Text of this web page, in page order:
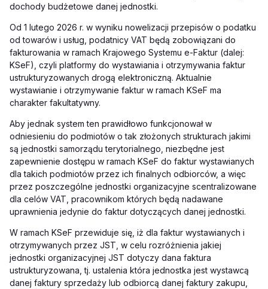
dochody budżetowe danej jednostki.
Od 1 lutego 2026 r. w wyniku nowelizacji przepisów o podatku
od towarów i usług, podatnicy VAT będą zobowiązani do
fakturowania w ramach Krajowego Systemu e-Faktur (dalej:
KSeF), czyli platformy do wystawiania i otrzymywania faktur
ustrukturyzowanych drogą elektroniczną. Aktualnie
wystawianie i otrzymywanie faktur w ramach KSeF ma
charakter fakultatywny.
Aby jednak system ten prawidłowo funkcjonował w
odniesieniu do podmiotów o tak złożonych strukturach jakimi
są jednostki samorządu terytorialnego, niezbędne jest
zapewnienie dostępu w ramach KSeF do faktur wystawianych
dla takich podmiotów przez ich finalnych odbiorców, a więc
przez poszczególne jednostki organizacyjne scentralizowane
dla celów VAT, pracownikom których będą nadawane
uprawnienia jedynie do faktur dotyczących danej jednostki.
W ramach KSeF przewiduje się, iż dla faktur wystawianych i
otrzymywanych przez JST, w celu rozróżnienia jakiej
jednostki organizacyjnej JST dotyczy dana faktura
ustrukturyzowana, tj. ustalenia która jednostka jest wystawcą
danej faktury sprzedaży lub odbiorcą danej faktury zakupu,